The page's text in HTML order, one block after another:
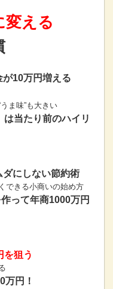
変える
10万円増える
ま味”も大きい
は当たり前のハイリ
にしない節約術
できる小商いの始め方
って年商1000万円
狙う
円！